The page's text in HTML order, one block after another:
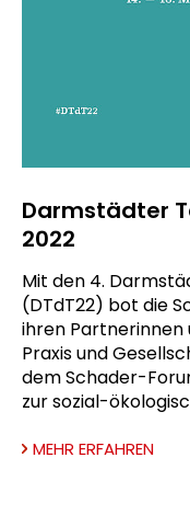
Darmstädter
2022
Mit den 4.
(DTdT22) bot die
ihren Partnerinnen
Praxis und
dem Schader-
zur sozial-
MEHR ERFAHREN